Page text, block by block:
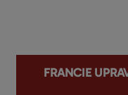
Francie